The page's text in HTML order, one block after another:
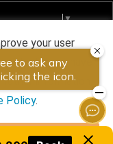
Select Language ▼
all rights
your user
you have
information,
Policy.